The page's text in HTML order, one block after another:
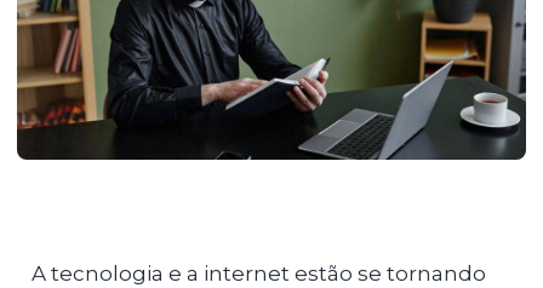
A tecnologia e a internet estão se tornando